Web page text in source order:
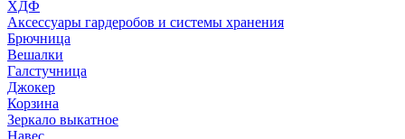
ХДФ
Аксессуары гардеробов и системы хранения
Брючница
Вешалки
Галстучница
Джокер
Корзина
Зеркало выкатное
Навес